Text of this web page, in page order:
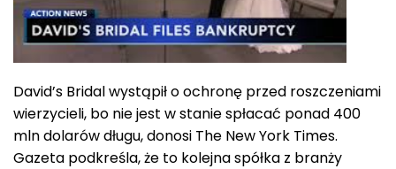
David’s Bridal wystąpił o ochronę przed roszczeniami
wierzycieli, bo nie jest w stanie spłacać ponad 400
mln dolarów długu, donosi The New York Times.
Gazeta podkreśla, że to kolejna spółka z branży